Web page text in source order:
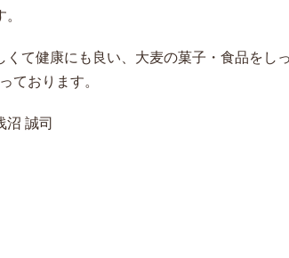
て健康にも良い、大麦の菓子・食品をし
ております。
誠司